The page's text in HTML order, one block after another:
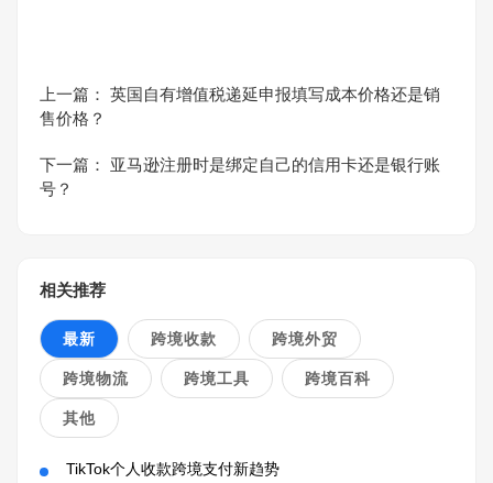
上一篇： 英国自有增值税递延申报填写成本价格还是销
售价格？
下一篇：
亚马逊注册时是绑定自己的信用卡还是银行账
号？
相关推荐
最新 跨境收款 跨境外贸
跨境物流 跨境工具 跨境百科
其他
TikTok个人收款跨境支付新趋势